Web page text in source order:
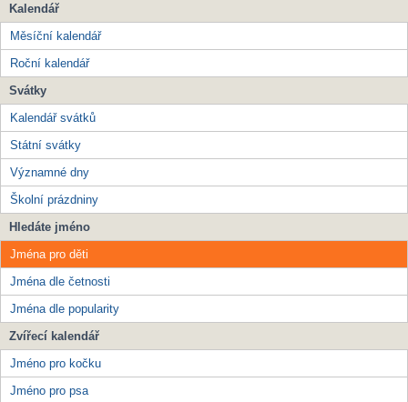
Kalendář
Měsíční kalendář
Roční kalendář
Svátky
Kalendář svátků
Státní svátky
Významné dny
Školní prázdniny
Hledáte jméno
Jména pro děti
Jména dle četnosti
Jména dle popularity
Zvířecí kalendář
Jméno pro kočku
Jméno pro psa